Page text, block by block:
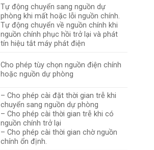
Tự động chuyển sang nguồn dự
phòng khi mất hoặc lỗi nguồn chính.
Tự động chuyển về nguồn chính khi
nguồn chính phục hồi trở lại và phát
tín hiệu tắt máy phát điện
Cho phép tùy chọn nguồn điện chính
hoặc nguồn dự phòng
– Cho phép cài đặt thời gian trễ khi
chuyển sang nguồn dự phòng
– Cho phép cài thời gian trễ khi có
nguồn chính trở lại
– Cho phép cài thời gian chờ nguồn
chính ổn định.